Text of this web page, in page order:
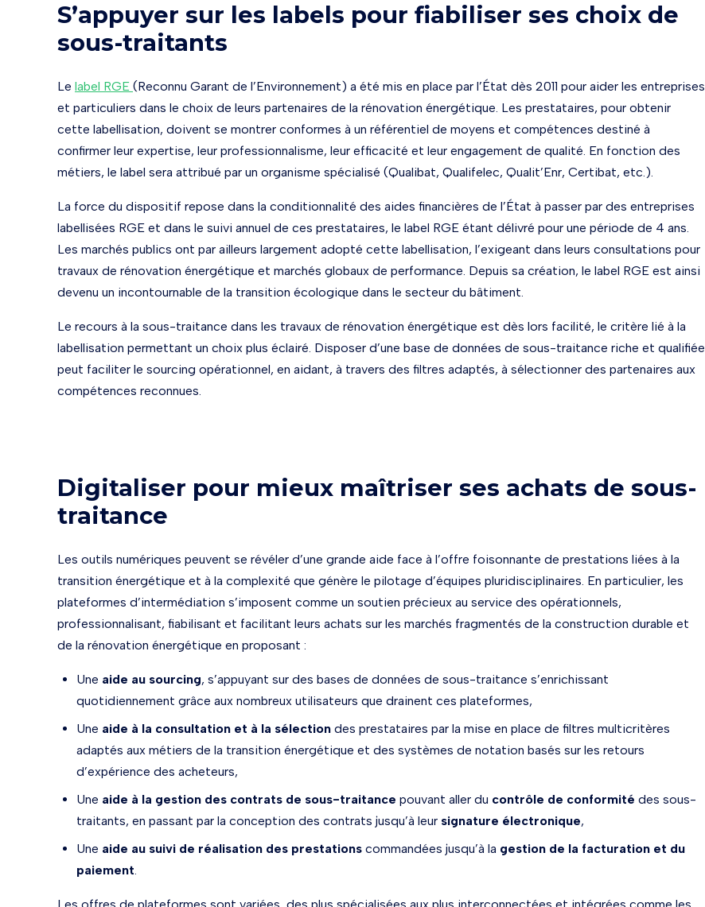
S’appuyer sur les labels pour fiabiliser ses choix de
sous-traitants
Le label RGE (Reconnu Garant de l’Environnement) a été mis en place par l’État dès 2011 pour aider les entreprises
et particuliers dans le choix de leurs partenaires de la rénovation énergétique. Les prestataires, pour obtenir
cette labellisation, doivent se montrer conformes à un référentiel de moyens et compétences destiné à
confirmer leur expertise, leur professionnalisme, leur efficacité et leur engagement de qualité. En fonction des
métiers, le label sera attribué par un organisme spécialisé (Qualibat, Qualifelec, Qualit’Enr, Certibat, etc.).
La force du dispositif repose dans la conditionnalité des aides financières de l’État à passer par des entreprises
labellisées RGE et dans le suivi annuel de ces prestataires, le label RGE étant délivré pour une période de 4 ans.
Les marchés publics ont par ailleurs largement adopté cette labellisation, l’exigeant dans leurs consultations pour
travaux de rénovation énergétique et marchés globaux de performance. Depuis sa création, le label RGE est ainsi
devenu un incontournable de la transition écologique dans le secteur du bâtiment.
Le recours à la sous-traitance dans les travaux de rénovation énergétique est dès lors facilité, le critère lié à la
labellisation permettant un choix plus éclairé. Disposer d’une base de données de sous-traitance riche et qualifiée
peut faciliter le sourcing opérationnel, en aidant, à travers des filtres adaptés, à sélectionner des partenaires aux
compétences reconnues.
Digitaliser pour mieux maîtriser ses achats de sous-
traitance
Les outils numériques peuvent se révéler d’une grande aide face à l’offre foisonnante de prestations liées à la
transition énergétique et à la complexité que génère le pilotage d’équipes pluridisciplinaires. En particulier, les
plateformes d’intermédiation s’imposent comme un soutien précieux au service des opérationnels,
professionnalisant, fiabilisant et facilitant leurs achats sur les marchés fragmentés de la construction durable et
de la rénovation énergétique en proposant :
Une aide au sourcing, s’appuyant sur des bases de données de sous-traitance s’enrichissant
quotidiennement grâce aux nombreux utilisateurs que drainent ces plateformes,
Une aide à la consultation et à la sélection des prestataires par la mise en place de filtres multicritères
adaptés aux métiers de la transition énergétique et des systèmes de notation basés sur les retours
d’expérience des acheteurs,
Une aide à la gestion des contrats de sous-traitance pouvant aller du contrôle de conformité des sous-
traitants, en passant par la conception des contrats jusqu’à leur signature électronique,
Une aide au suivi de réalisation des prestations commandées jusqu’à la gestion de la facturation et du
paiement.